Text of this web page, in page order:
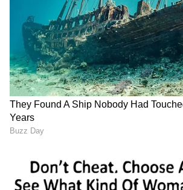
Trade Deal | Party Rounds